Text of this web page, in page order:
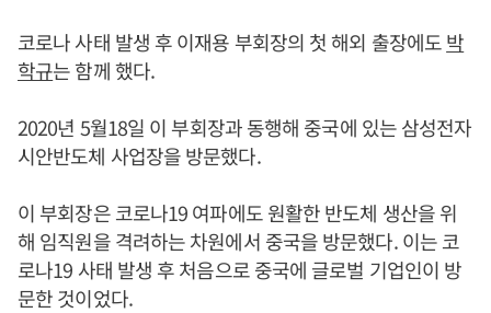
코로나 사태 발생 후 이재용 부회장의 첫 해외 출장에도박
학규는 함께 했다.
2020년 5월18일 이 부회장과 동행해 중국에 있는 삼성전자
시안반도체 사업장을 방문했다.
이 부회장은 코로나19 여파에도 원활한 반도체 생산을 위
해 임직원을 격려하는 차원에서 중국을 방문했다. 이는 코
로나19 사태 발생 후 처음으로 중국에 글로벌 기업인이 방
문한 것이었다.